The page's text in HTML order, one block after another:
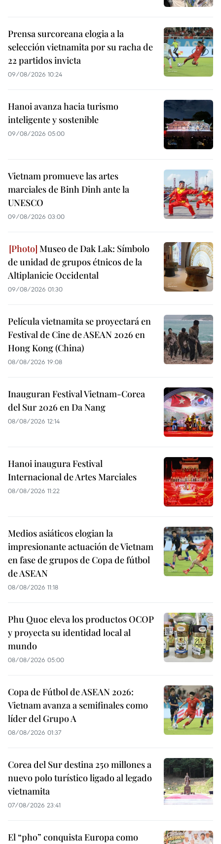
Prensa surcoreana elogia a la
selección vietnamita por su racha de
22 partidos invicta
09/08/2026 10:24
Hanoi avanza hacia turismo
inteligente y sostenible
09/08/2026 05:00
Vietnam promueve las artes
marciales de Binh Dinh ante la
UNESCO
09/08/2026 03:00
Museo de Dak Lak: Símbolo
de unidad de grupos étnicos de la
Altiplanicie Occidental
09/08/2026 01:30
Película vietnamita se proyectará en
Festival de Cine de ASEAN 2026 en
Hong Kong (China)
08/08/2026 19:08
Inauguran Festival Vietnam-Corea
del Sur 2026 en Da Nang
08/08/2026 12:14
Hanoi inaugura Festival
Internacional de Artes Marciales
08/08/2026 11:22
Medios asiáticos elogian la
impresionante actuación de Vietnam
en fase de grupos de Copa de fútbol
de ASEAN
08/08/2026 11:18
Phu Quoc eleva los productos OCOP
y proyecta su identidad local al
mundo
08/08/2026 05:00
Copa de Fútbol de ASEAN 2026:
Vietnam avanza a semifinales como
líder del Grupo A
08/08/2026 01:37
Corea del Sur destina 250 millones a
nuevo polo turístico ligado al legado
vietnamita
07/08/2026 23:41
El “pho” conquista Europa como